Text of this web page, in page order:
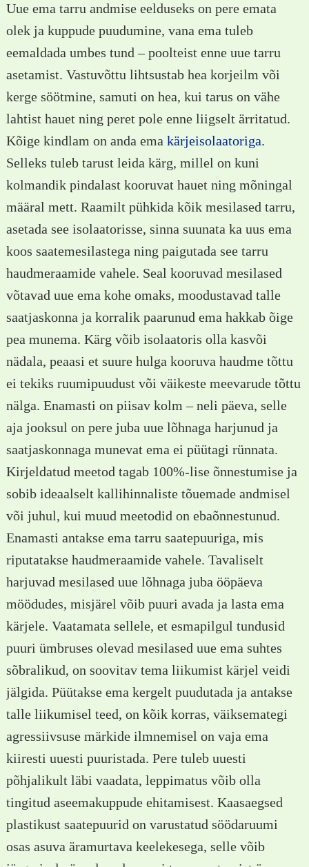
Uue ema tarru andmise eelduseks on pere emata
olek ja kuppude puudumine, vana ema tuleb
eemaldada umbes tund – poolteist enne uue tarru
asetamist. Vastuvõttu lihtsustab hea korjeilm või
kerge söötmine, samuti on hea, kui tarus on vähe
lahtist hauet ning peret pole enne liigselt ärritatud.
Kõige kindlam on anda ema kärjeisolaatoriga.
Selleks tuleb tarust leida kärg, millel on kuni
kolmandik pindalast kooruvat hauet ning mõningal
määral mett. Raamilt pühkida kõik mesilased tarru,
asetada see isolaatorisse, sinna suunata ka uus ema
koos saatemesilastega ning paigutada see tarru
haudmeraamide vahele. Seal kooruvad mesilased
võtavad uue ema kohe omaks, moodustavad talle
saatjaskonna ja korralik paarunud ema hakkab õige
pea munema. Kärg võib isolaatoris olla kasvõi
nädala, peaasi et suure hulga kooruva haudme tõttu
ei tekiks ruumipuudust või väikeste meevarude tõttu
nälga. Enamasti on piisav kolm – neli päeva, selle
aja jooksul on pere juba uue lõhnaga harjunud ja
saatjaskonnaga munevat ema ei püütagi rünnata.
Kirjeldatud meetod tagab 100%-lise õnnestumise ja
sobib ideaalselt kallihinnaliste tõuemade andmisel
või juhul, kui muud meetodid on ebaõnnestunud.
Enamasti antakse ema tarru saatepuuriga, mis
riputatakse haudmeraamide vahele. Tavaliselt
harjuvad mesilased uue lõhnaga juba ööpäeva
möödudes, misjärel võib puuri avada ja lasta ema
kärjele. Vaatamata sellele, et esmapilgul tundusid
puuri ümbruses olevad mesilased uue ema suhtes
sõbralikud, on soovitav tema liikumist kärjel veidi
jälgida. Püütakse ema kergelt puudutada ja antakse
talle liikumisel teed, on kõik korras, väiksemategi
agressiivsuse märkide ilmnemisel on vaja ema
kiiresti uuesti puuristada. Pere tuleb uuesti
põhjalikult läbi vaadata, leppimatus võib olla
tingitud aseemakuppude ehitamisest. Kaasaegsed
plastikust saatepuurid on varustatud söödaruumi
osas asuva äramurtava keelekesega, selle võib